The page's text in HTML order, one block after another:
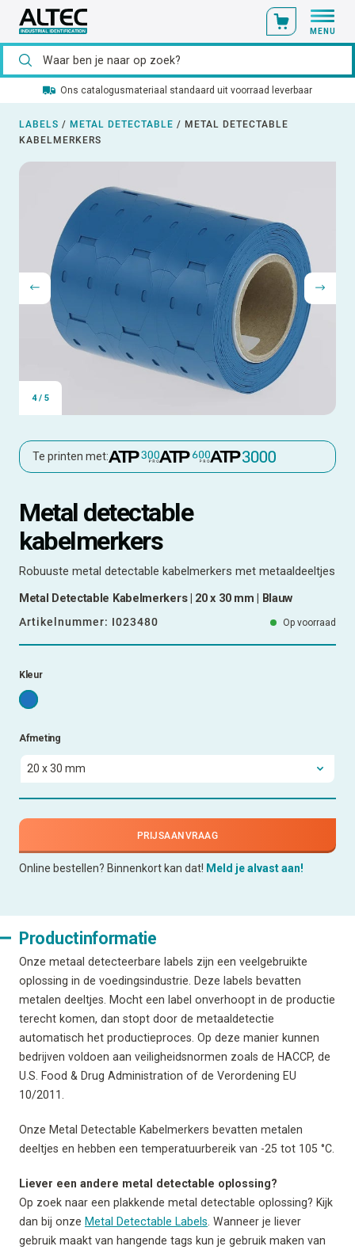
MENU
Ons catalogusmateriaal standaard uit voorraad leverbaar
LABELS / METAL DETECTABLE / METAL DETECTABLE
KABELMERKERS
4/ 5
Te printen met:
Metal detectable
kabelmerkers
Robuuste metal detectable kabelmerkers met metaaldeeltjes
Metal Detectable Kabelmerkers | 20 x 30 mm | Blauw
Artikelnummer: I023480 Op voorraad
Kleur
Afmeting
PRIJSAANVRAAG
Online bestellen? Binnenkort kan dat! Meld je alvast aan!
Productinformatie
Onze metaal detecteerbare labels zijn een veelgebruikte
oplossing in de voedingsindustrie. Deze labels bevatten
metalen deeltjes. Mocht een label onverhoopt in de productie
terecht komen, dan stopt door de metaaldetectie
automatisch het productieproces. Op deze manier kunnen
bedrijven voldoen aan veiligheidsnormen zoals de HACCP, de
U.S. Food & Drug Administration of de Verordening EU
10/2011.
Onze Metal Detectable Kabelmerkers bevatten metalen
deeltjes en hebben een temperatuurbereik van -25 tot 105 °C.
Liever een andere metal detectable oplossing?
Op zoek naar een plakkende metal detectable oplossing? Kijk
dan bij onze Metal Detectable Labels . Wanneer je liever
gebruik maakt van hangende tags kun je gebruik maken van